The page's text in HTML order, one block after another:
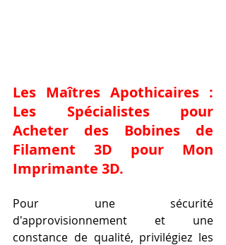
Les Maîtres Apothicaires :
Acheter des Bobines de
Filament 3D pour Mon
Imprimante 3D.
Pour une sécurité
d'approvisionnement et une